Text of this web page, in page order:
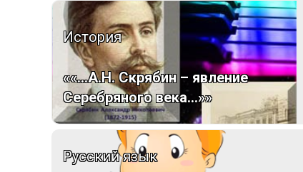
История
««...А.Н. Скрябин – явление
Серебряного века…»»
Русский язык